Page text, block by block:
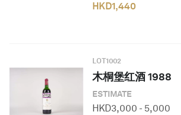
HKD1,440
LOT1002
木桐堡红酒 1988
ESTIMATE
HKD3,000 - 5,000